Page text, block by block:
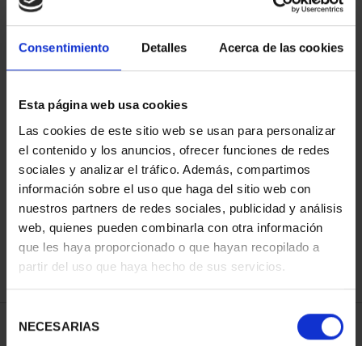
Consentimiento Detalles Acerca de las cookies
Esta página web usa cookies
Las cookies de este sitio web se usan para personalizar
el contenido y los anuncios, ofrecer funciones de redes
sociales y analizar el tráfico. Además, compartimos
información sobre el uso que haga del sitio web con
nuestros partners de redes sociales, publicidad y análisis
web, quienes pueden combinarla con otra información
que les haya proporcionado o que hayan recopilado a
partir del uso que haya hecho de sus servicios.
NECESARIAS
ORDENAR POR:
REFINAR
1 Productos encontrados